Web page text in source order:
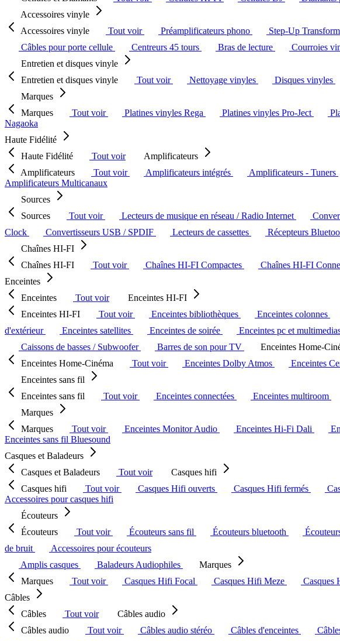
Accessoires vinyle
Accessoires vinyle
Tout voir Préamplificateurs phono Step-Up
Câbles pour porte cellule
Centreurs 45 tours Bras de lecture Courroies
Entretien et disques vinyle
Entretien et disques vinyle
Tout voir Nettoyage vinyles Disques vinyles
Marques
Marques
Tout voir Platines vinyles Rega Platines vinyles Pro-Ject
Nagaoka
Haute Fidélité
Haute Fidélité
Tout voir
Amplificateurs
Amplificateurs
Tout voir Amplificateurs intégrés Amplificateurs - Tuners
Amplificateurs Multicanaux
Sources
Sources
Tout voir Lecteurs de musique en réseau / Radio Internet
Clock
Convertisseurs USB / SPDIF Lecteurs de cassettes Récepteurs
Chaînes HI-FI
Chaînes HI-FI
Tout voir Chaînes HI-FI Compactes Chaînes HI-FI
Enceintes
Enceintes
Tout voir
Enceintes HI-FI
Enceintes HI-FI
Tout voir Enceintes bibliothèques Enceintes colonnes
d'extérieur
Enceintes satellites Enceintes de soirée
Enceintes pc et
Caissons de basses / Subwoofer
Barres de son pour TV
Enceintes Home-
Enceintes Home-Cinéma
Tout voir Enceintes Dolby Atmos Enceintes
Enceintes sans fil
Enceintes sans fil
Tout voir Enceintes connectées Enceintes multiroom
Marques
Marques
Tout voir Enceintes Monitor Audio Enceintes Hi-Fi Dali
Enceintes sans fil Bluesound
Casques et Baladeurs
Casques et Baladeurs
Tout voir
Casques hifi
Casques hifi
Tout voir Casques Hifi ouverts Casques Hifi fermés
Accessoires pour casques hifi
Écouteurs
Écouteurs
Tout voir Écouteurs sans fil Écouteurs bluetooth
de bruit
Accessoires pour écouteurs
Amplis casques
Baladeurs Audiophiles
Marques
Marques
Tout voir Casques Hifi Focal Casques Hifi Meze Casques
Câbles
Câbles
Tout voir
Câbles audio
Câbles audio
Tout voir Câbles audio stéréo Câbles d'enceintes